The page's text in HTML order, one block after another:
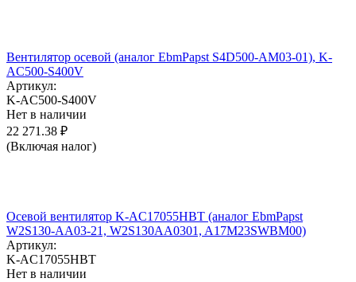
Вентилятор осевой (аналог EbmPapst S4D500-AM03-01), K-
AC500-S400V
Артикул:
K-AC500-S400V
Нет в наличии
22 271.38 ₽
(Включая налог)
Осевой вентилятор K-AC17055HBT (аналог EbmPapst
W2S130-AA03-21, W2S130AA0301, A17M23SWBM00)
Артикул:
K-AC17055HBT
Нет в наличии